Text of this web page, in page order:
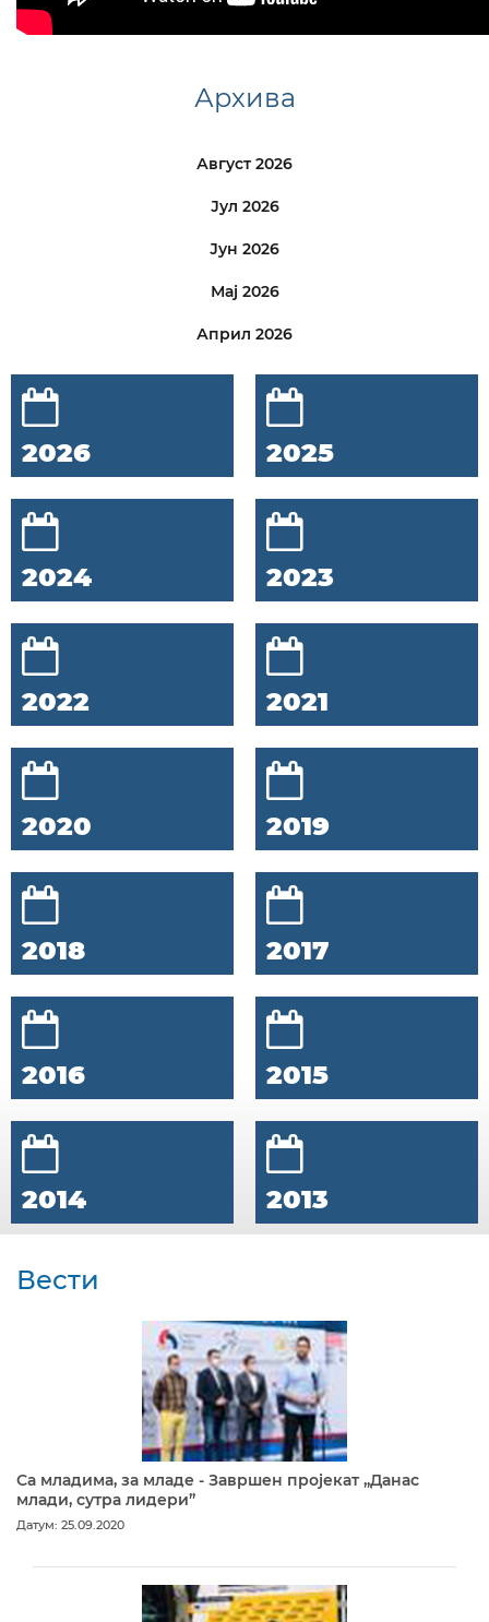
Архива
Август 2026
Јул 2026
Јун 2026
Мај 2026
Април 2026
2026 2025
2024 2023
2022 2021
2020 2019
2018 2017
2016 2015
2014 2013
Вести
Са младима, за младе - Завршен пројекат „Данас
млади, сутра лидери”
Датум: 25.09.2020